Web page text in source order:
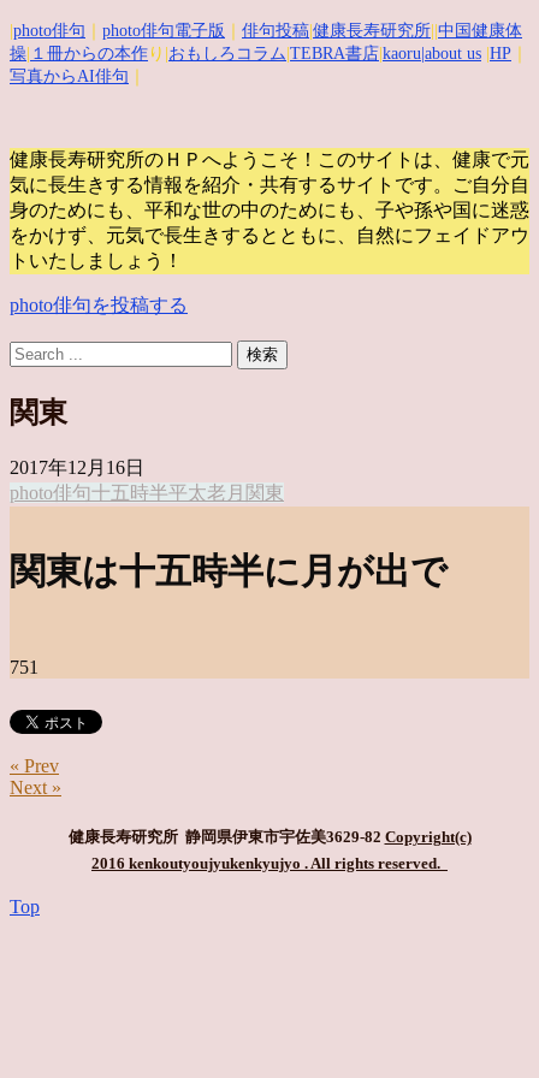
photo俳句 photo俳句電子版 俳句投稿 健康長寿研究所 中国健康体
操 １冊からの本作 り| おもしろコラム TEBRA書店 kaoru |about us HP
写真からAI俳句
健康長寿研究所のＨＰへようこそ！このサイトは、健康で元
気に長生きする情報を紹介・共有するサイトです。
ご自分自
身のためにも、平和な世の中のためにも、子や孫や国に迷惑
をかけず、元気で長生きするとともに、自然にフェイドアウ
トいたしましょう！
photo俳句を投稿する
関東
2017年12月16日
photo俳句十五時半平太老 月 関東
関東は十五時半に月が出で
751
« Prev
Next »
健康長寿研究所 静岡県伊東市宇佐美3629-82 Copyright(c)
2016 kenkoutyoujyukenkyujyo . All rights reserved.
Top